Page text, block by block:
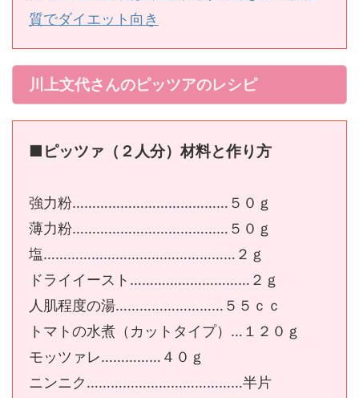
質でダイエット向き
川上文代さんのピッツアのレシピ
■ピッツァ（２人分）材料と作り方
強力粉…………………………………５０ｇ
薄力粉…………………………………５０ｇ
塩…………………………………………２ｇ
ドライイースト…………………………２ｇ
人肌程度の湯………………………５５ｃｃ
トマトの水煮（カットタイプ）…１２０ｇ
モッツァレ……………４０ｇ
ニンニク…………………………………半片